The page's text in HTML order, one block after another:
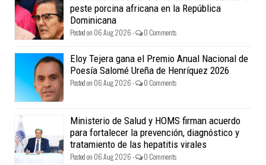
peste porcina africana en la República
Dominicana
Posted on 06 Aug 2026 - 0 Comments
Eloy Tejera gana el Premio Anual Nacional de
Poesía Salomé Ureña de Henríquez 2026
Posted on 06 Aug 2026 - 0 Comments
Ministerio de Salud y HOMS firman acuerdo
para fortalecer la prevención, diagnóstico y
tratamiento de las hepatitis virales
Posted on 06 Aug 2026 - 0 Comments